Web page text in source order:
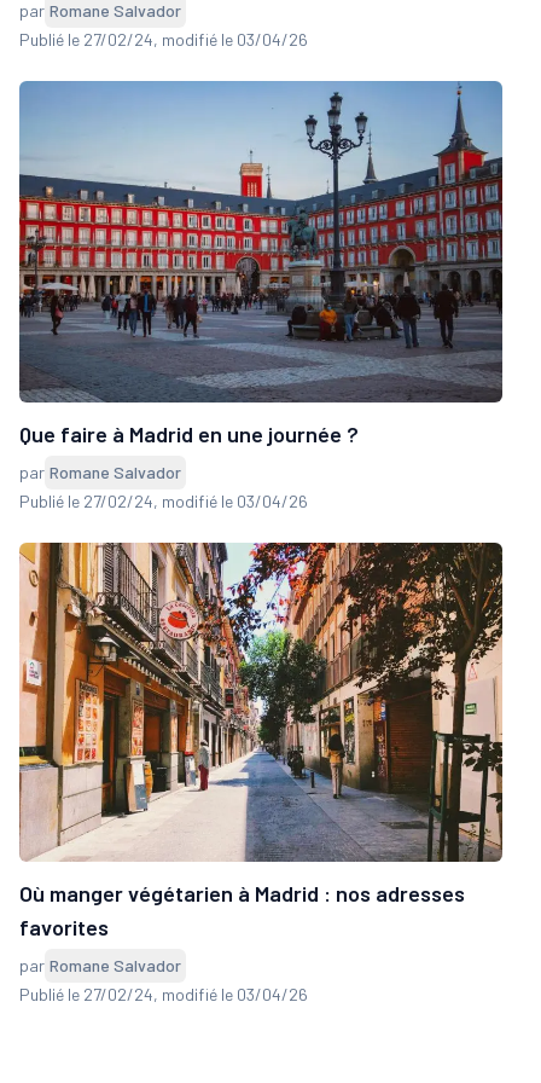
par Romane Salvador
Publié le 27/02/24, modifié le 03/04/26
Que faire à Madrid en une journée ?
par Romane Salvador
Publié le 27/02/24, modifié le 03/04/26
Où manger végétarien à Madrid : nos adresses
favorites
par Romane Salvador
Publié le 27/02/24, modifié le 03/04/26